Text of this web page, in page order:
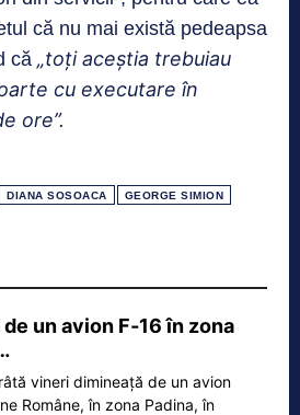
că nu mai există pedeapsa
că „toți aceștia trebuiau
cu executare în
ore”.
DIANA SOSOACA GEORGE SIMION
un avion F‑16 în zona
vineri dimineață de un avion
Române, în zona Padina, în